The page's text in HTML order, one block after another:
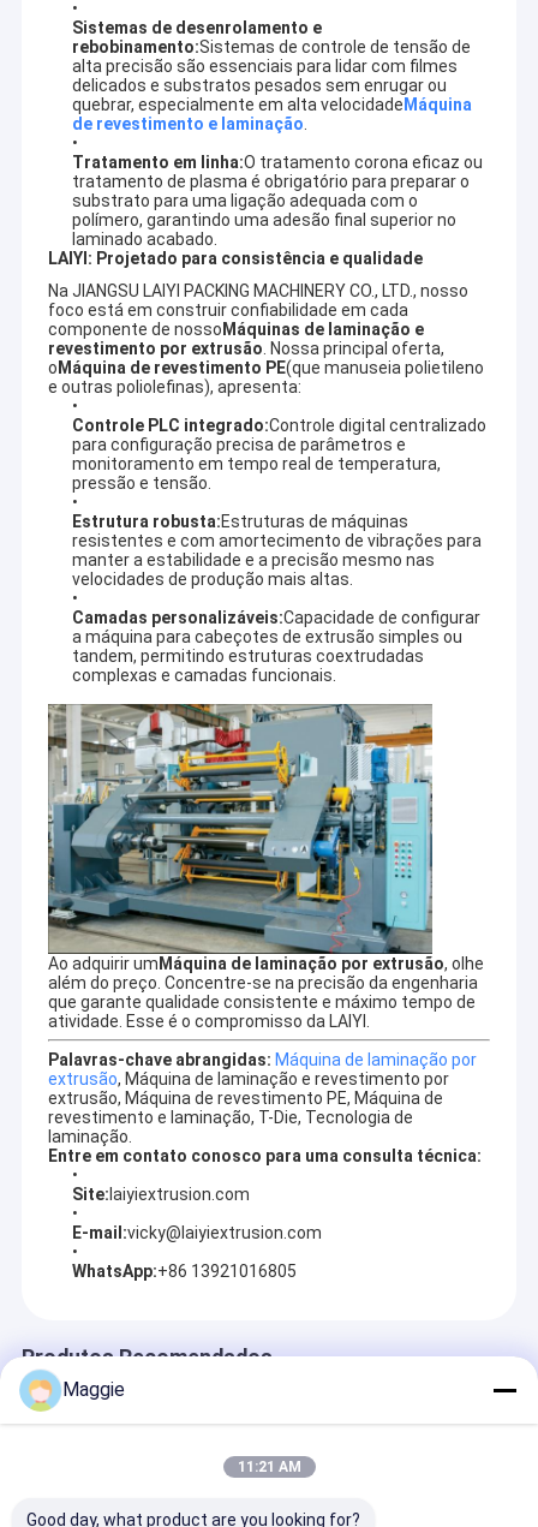
Casa
Sistemas de desenrolamento e
rebobinamento:Sistemas de controle de tensão de
alta precisão são essenciais para lidar com filmes
delicados e substratos pesados ​​sem enrugar ou
quebrar, especialmente em alta velocidade Máquina
de revestimento e laminação
Tratamento em linha:O tratamento corona eficaz ou
tratamento de plasma é obrigatório para preparar o
substrato para uma ligação adequada com o
polímero, garantindo uma adesão final superior no
laminado acabado.
LAIYI: Projetado para consistência e qualidade
Na JIANGSU LAIYI PACKING MACHINERY CO., LTD., nosso
foco está em construir confiabilidade em cada
componente de nosso Máquinas de laminação e
revestimento por extrusão . Nossa principal oferta,
o Máquina de revestimento PE(que manuseia polietileno
e outras poliolefinas), apresenta:
Controle PLC integrado:Controle digital centralizado
para configuração precisa de parâmetros e
monitoramento em tempo real de temperatura,
pressão e tensão.
Estrutura robusta:Estruturas de máquinas
resistentes e com amortecimento de vibrações para
manter a estabilidade e a precisão mesmo nas
velocidades de produção mais altas.
Camadas personalizáveis:Capacidade de configurar
a máquina para cabeçotes de extrusão simples ou
tandem, permitindo estruturas coextrudadas
complexas e camadas funcionais.
Ao adquirir um Máquina de laminação por extrusão, olhe
além do preço. Concentre-se na precisão da engenharia
que garante qualidade consistente e máximo tempo de
atividade. Esse é o compromisso da LAIYI.
Palavras-chave abrangidas: Máquina de laminação por
extrusão, Máquina de laminação e revestimento por
extrusão, Máquina de revestimento PE, Máquina de
revestimento e laminação, T-Die, Tecnologia de
laminação.
Entre em contato conosco para uma consulta técnica:
Site: laiyiextrusion.com
E-mail:vicky@laiyiextrusion.com
WhatsApp:+86 13921016805
Produtos Recomendados
2007 e mudou-se para o distrito de Jintan em 2015. The
Maggie
11:21 AM
Good day, what product are you looking for?